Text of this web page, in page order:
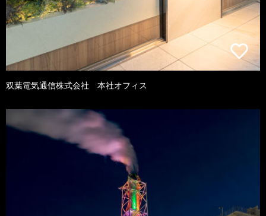
双葉電気通信株式会社 本社オフィス